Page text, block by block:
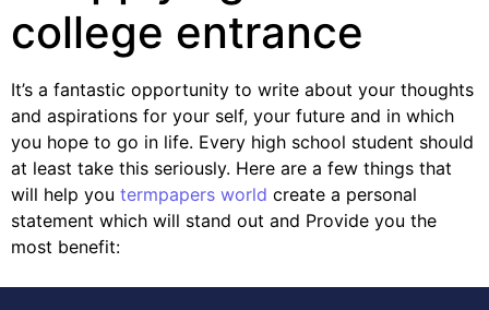
college entrance
It’s a fantastic opportunity to write about your thoughts
and aspirations for your self, your future and in which
you hope to go in life. Every high school student should
at least take this seriously. Here are a few things that
will help you termpapers world create a personal
statement which will stand out and Provide you the
most benefit: